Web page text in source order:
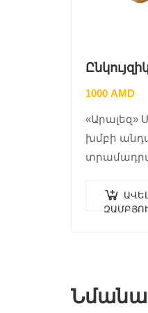
1000 AMD
«Արալեզ»
խմբի